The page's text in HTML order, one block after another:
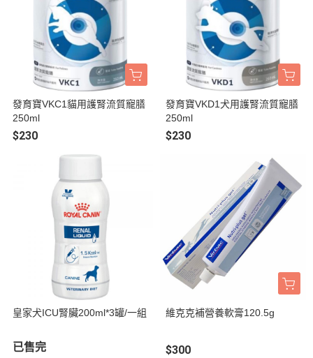
發育寶VKC1貓用護腎流質寵膳
250ml
$230
發育寶VKD1犬用護腎流質寵膳
250ml
$230
皇家犬ICU腎臟200ml*3罐/一組
已售完
維克克補營養軟膏120.5g
$300